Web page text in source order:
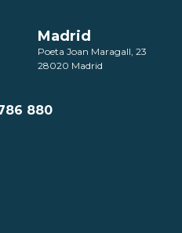
Madrid
Poeta Joan Maragall, 23
28020 Madrid
880